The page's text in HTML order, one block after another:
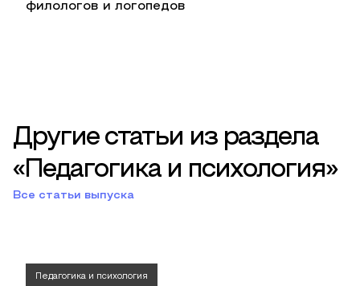
филологов и логопедов
Другие статьи из раздела
«Педагогика и психология»
Все статьи выпуска
Педагогика и психология